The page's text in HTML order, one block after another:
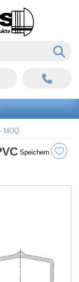
MOQ
Speichern